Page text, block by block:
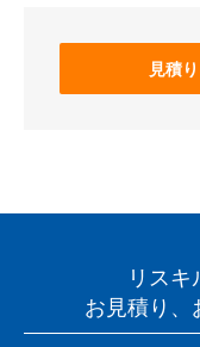
見積
リス
お見積り、